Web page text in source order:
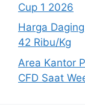
Cup 1 2026
Harga
42 Ribu/Kg
Area Kantor
CFD Saat